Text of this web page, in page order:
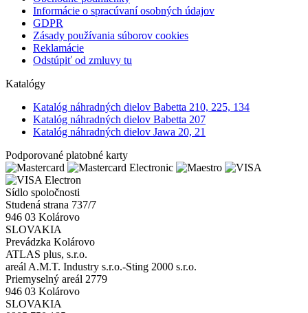
Informácie o spracúvaní osobných údajov
GDPR
Zásady používania súborov cookies
Reklamácie
Odstúpiť od zmluvy tu
Katalógy
Katalóg náhradných dielov Babetta 210, 225, 134
Katalóg náhradných dielov Babetta 207
Katalóg náhradných dielov Jawa 20, 21
Podporované platobné karty
Sídlo spoločnosti
Studená strana 737/7
946 03 Kolárovo
SLOVAKIA
Prevádzka Kolárovo
ATLAS plus, s.r.o.
areál A.M.T. Industry s.r.o.-Sting 2000 s.r.o.
Priemyselný areál 2779
946 03 Kolárovo
SLOVAKIA